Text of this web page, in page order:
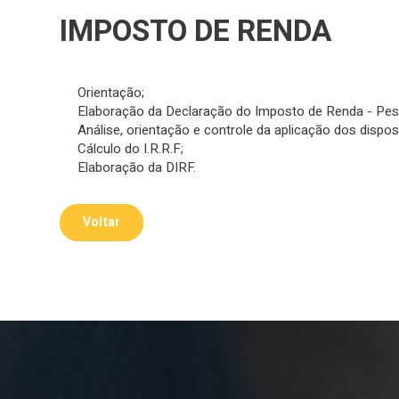
IMPOSTO DE RENDA
Orientação;
Elaboração da Declaração do Imposto de Renda -
Análise, orientação e controle da aplicação dos
Cálculo do I.R.R.F;
Elaboração da DIRF.
Voltar